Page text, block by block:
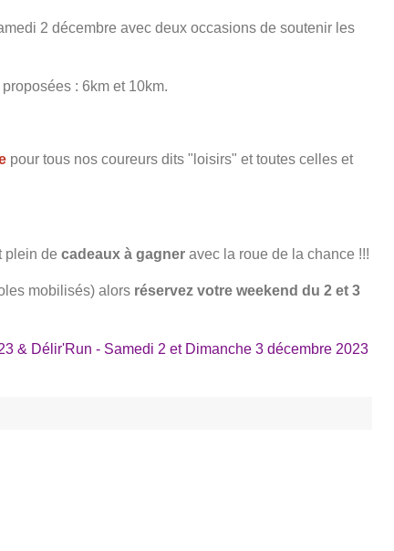
2 décembre avec deux occasions de soutenir les
: 6km et 10km.
pour tous nos coureurs dits "loisirs" et toutes celles et
plein de cadeaux à gagner avec la roue de la chance !!!
mobilisés) alors réservez votre weekend du 2 et 3
& Délir'Run - Samedi 2 et Dimanche 3 décembre 2023